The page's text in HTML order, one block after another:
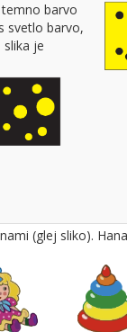
barvo
svetlo barvo,
je
(glej sliko).